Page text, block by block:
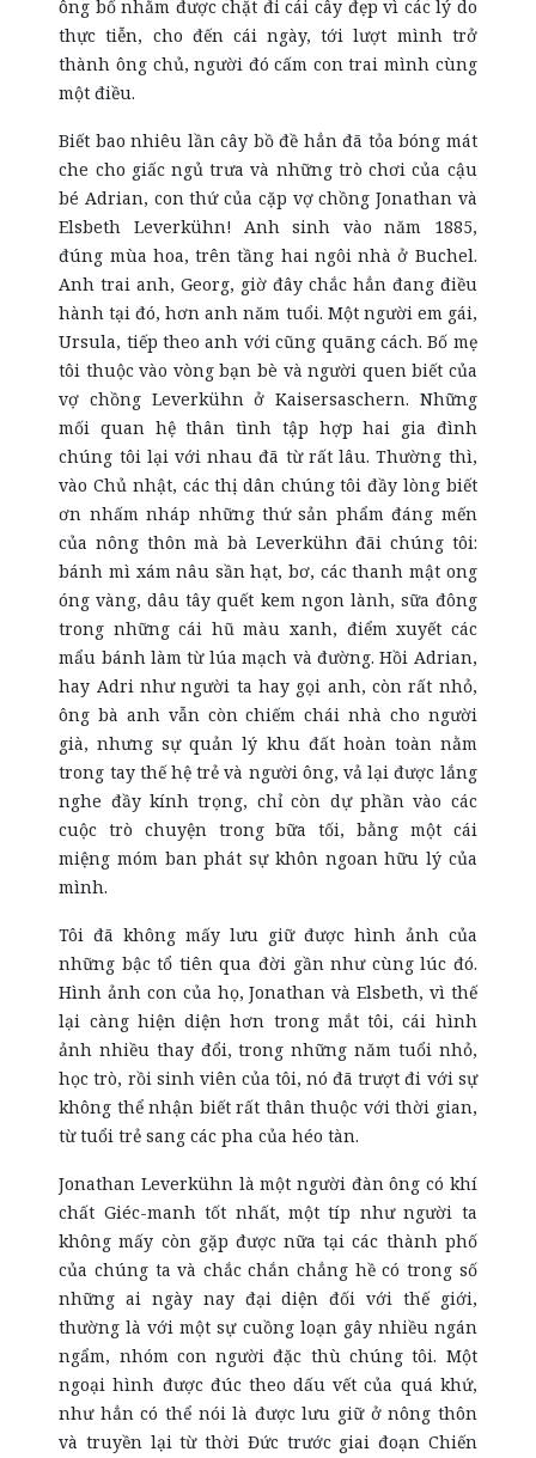
ông bố nhằm được chặt đi cái cây đẹp vì các lý do
thực tiễn, cho đến cái ngày, tới lượt mình trở
thành ông chủ, người đó cấm con trai mình cùng
một điều.
Biết bao nhiêu lần cây bồ đề hẳn đã tỏa bóng mát
che cho giấc ngủ trưa và những trò chơi của cậu
bé Adrian, con thứ của cặp vợ chồng Jonathan và
Elsbeth Leverkühn! Anh sinh vào năm 1885,
đúng mùa hoa, trên tầng hai ngôi nhà ở Buchel.
Anh trai anh, Georg, giờ đây chắc hẳn đang điều
hành tại đó, hơn anh năm tuổi. Một người em gái,
Ursula, tiếp theo anh với cũng quãng cách. Bố mẹ
tôi thuộc vào vòng bạn bè và người quen biết của
vợ chồng Leverkühn ở Kaisersaschern. Những
mối quan hệ thân tình tập hợp hai gia đình
chúng tôi lại với nhau đã từ rất lâu. Thường thì,
vào Chủ nhật, các thị dân chúng tôi đầy lòng biết
ơn nhấm nháp những thứ sản phẩm đáng mến
của nông thôn mà bà Leverkühn đãi chúng tôi:
bánh mì xám nâu sần hạt, bơ, các thanh mật ong
óng vàng, dâu tây quết kem ngon lành, sữa đông
trong những cái hũ màu xanh, điểm xuyết các
mẩu bánh làm từ lúa mạch và đường. Hồi Adrian,
hay Adri như người ta hay gọi anh, còn rất nhỏ,
ông bà anh vẫn còn chiếm chái nhà cho người
già, nhưng sự quản lý khu đất hoàn toàn nằm
trong tay thế hệ trẻ và người ông, vả lại được lắng
nghe đầy kính trọng, chỉ còn dự phần vào các
cuộc trò chuyện trong bữa tối, bằng một cái
miệng móm ban phát sự khôn ngoan hữu lý của
mình.
Tôi đã không mấy lưu giữ được hình ảnh của
những bậc tổ tiên qua đời gần như cùng lúc đó.
Hình ảnh con của họ, Jonathan và Elsbeth, vì thế
lại càng hiện diện hơn trong mắt tôi, cái hình
ảnh nhiều thay đổi, trong những năm tuổi nhỏ,
học trò, rồi sinh viên của tôi, nó đã trượt đi với sự
không thể nhận biết rất thân thuộc với thời gian,
từ tuổi trẻ sang các pha của héo tàn.
Jonathan Leverkühn là một người đàn ông có khí
chất Giéc-manh tốt nhất, một típ như người ta
không mấy còn gặp được nữa tại các thành phố
của chúng ta và chắc chắn chẳng hề có trong số
những ai ngày nay đại diện đối với thế giới,
thường là với một sự cuồng loạn gây nhiều ngán
ngẩm, nhóm con người đặc thù chúng tôi. Một
ngoại hình được đúc theo dấu vết của quá khứ,
như hẳn có thể nói là được lưu giữ ở nông thôn
và truyền lại từ thời Đức trước giai đoạn Chiến